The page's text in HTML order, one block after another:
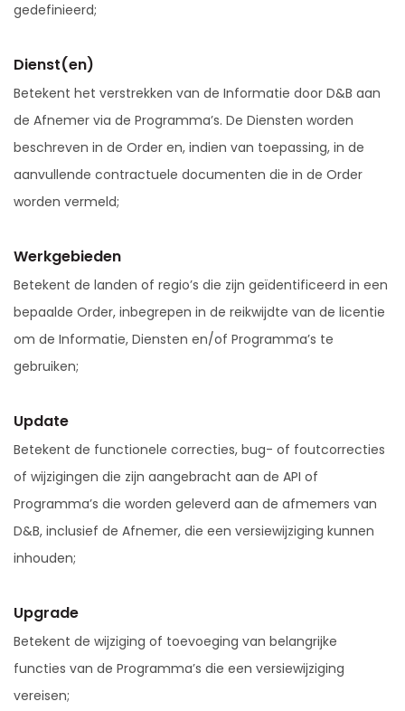
gedefinieerd;
Dienst(en)
Betekent het verstrekken van de Informatie door D&B aan
de Afnemer via de Programma’s. De Diensten worden
beschreven in de Order en, indien van toepassing, in de
aanvullende contractuele documenten die in de Order
worden vermeld;
Werkgebieden
Betekent de landen of regio’s die zijn geïdentificeerd in een
bepaalde Order, inbegrepen in de reikwijdte van de licentie
om de Informatie, Diensten en/of Programma’s te
gebruiken;
Update
Betekent de functionele correcties, bug- of foutcorrecties
of wijzigingen die zijn aangebracht aan de API of
Programma’s die worden geleverd aan de afmemers van
D&B, inclusief de Afnemer, die een versiewijziging kunnen
inhouden;
Upgrade
Betekent de wijziging of toevoeging van belangrijke
functies van de Programma’s die een versiewijziging
vereisen;